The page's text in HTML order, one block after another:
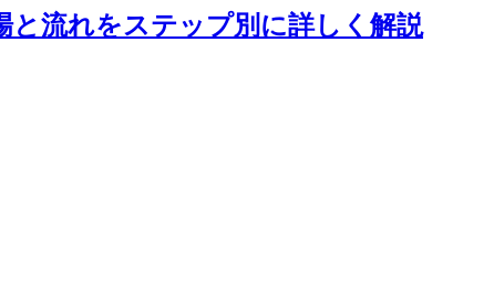
と流れをステップ別に詳しく解説